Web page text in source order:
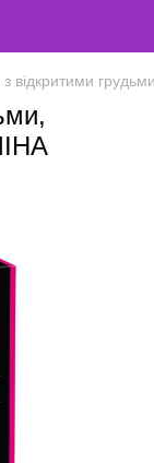
відкритими